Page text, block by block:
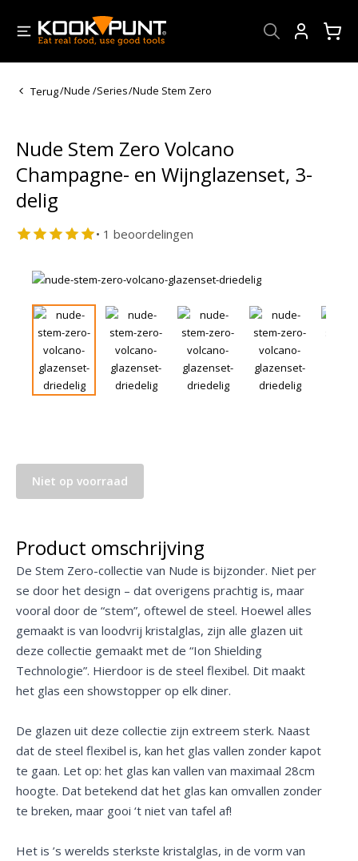
Terug/Nude /Series/Nude Stem Zero
Nude Stem Zero Volcano
Champagne- en Wijnglazenset, 3-
delig
• 1 beoordelingen
Niet op voorraad
Product omschrijving
De Stem Zero-collectie van Nude is bijzonder. Niet per
se door het design – dat overigens prachtig is, maar
vooral door de “stem”, oftewel de steel. Hoewel alles
gemaakt is van loodvrij kristalglas, zijn alle glazen uit
deze collectie gemaakt met de “Ion Shielding
Technologie”. Hierdoor is de steel flexibel. Dit maakt
het glas een showstopper op elk diner.
De glazen uit deze collectie zijn extreem sterk. Naast
dat de steel flexibel is, kan het glas vallen zonder kapot
te gaan. Let op: het glas kan vallen van maximaal 28cm
hoogte. Dat betekend dat het glas kan omvallen zonder
te breken, maar gooi ‘t niet van tafel af!
Het is ’s werelds sterkste kristalglas, in de vorm van